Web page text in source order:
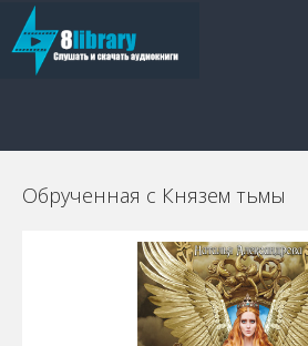
Обрученная с Князем тьмы